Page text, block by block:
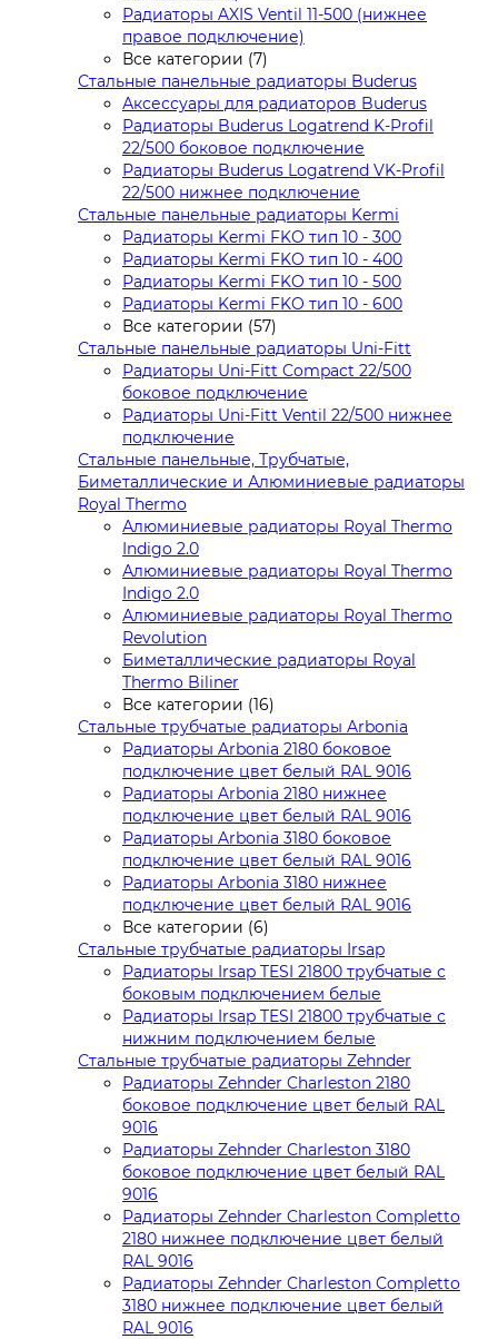
Радиаторы AXIS Ventil 11-500 (нижнее
правое подключение)
Все категории (7)
Стальные панельные радиаторы Buderus
Аксессуары для радиаторов Buderus
Радиаторы Buderus Logatrend K-Profil
22/500 боковое подключение
Радиаторы Buderus Logatrend VK-Profil
22/500 нижнее подключение
Стальные панельные радиаторы Kermi
Радиаторы Kermi FKO тип 10 - 300
Радиаторы Kermi FKO тип 10 - 400
Радиаторы Kermi FKO тип 10 - 500
Радиаторы Kermi FKO тип 10 - 600
Все категории (57)
Стальные панельные радиаторы Uni-Fitt
Радиаторы Uni-Fitt Compact 22/500
боковое подключение
Радиаторы Uni-Fitt Ventil 22/500 нижнее
подключение
Стальные панельные, Трубчатые,
Биметаллические и Алюминиевые радиаторы
Royal Thermo
Алюминиевые радиаторы Royal Thermo
Indigo 2.0
Алюминиевые радиаторы Royal Thermo
Indigo 2.0
Алюминиевые радиаторы Royal Thermo
Revolution
Биметаллические радиаторы Royal
Thermo Biliner
Все категории (16)
Стальные трубчатые радиаторы Arbonia
Радиаторы Arbonia 2180 боковое
подключение цвет белый RAL 9016
Радиаторы Arbonia 2180 нижнее
подключение цвет белый RAL 9016
Радиаторы Arbonia 3180 боковое
подключение цвет белый RAL 9016
Радиаторы Arbonia 3180 нижнее
подключение цвет белый RAL 9016
Все категории (6)
Стальные трубчатые радиаторы Irsap
Радиаторы Irsap TESI 21800 трубчатые с
боковым подключением белые
Радиаторы Irsap TESI 21800 трубчатые с
нижним подключением белые
Стальные трубчатые радиаторы Zehnder
Радиаторы Zehnder Charleston 2180
боковое подключение цвет белый RAL
9016
Радиаторы Zehnder Charleston 3180
боковое подключение цвет белый RAL
9016
Радиаторы Zehnder Charleston Completto
2180 нижнее подключение цвет белый
RAL 9016
Радиаторы Zehnder Charleston Completto
3180 нижнее подключение цвет белый
RAL 9016